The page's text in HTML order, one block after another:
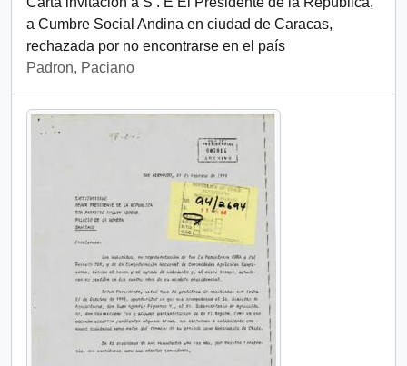
a Cumbre Social Andina en ciudad de Caracas,
rechazada por no encontrarse en el país
Padron, Paciano